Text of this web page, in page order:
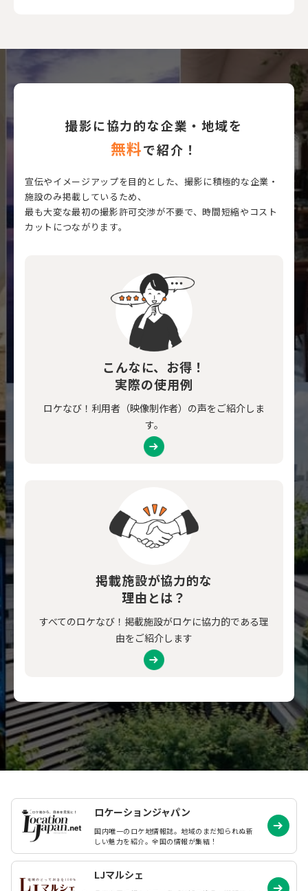
撮影に協力的な企業・地域を
無料で紹介！
宣伝やイメージアップを目的とした、撮影に積極的な企業・
施設のみ掲載しているため、
最も大変な最初の撮影許可交渉が不要で、時間短縮やコスト
カットにつながります。
こんなに、お得！
実際の使用例
ロケなび！利用者（映像制作者）の声をご紹介しま
す。
掲載施設が協力的な
理由とは？
すべてのロケなび！掲載施設がロケに協力的である理
由をご紹介します
ロケーションジャパン
国内唯一のロケ地情報誌。地域のまだ知られぬ新
しい魅力を紹介。全国の情報が集結！
LJマルシェ